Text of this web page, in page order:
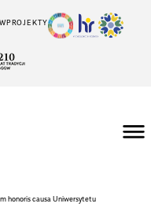
PROJEKTY
honoris causa Uniwersytetu